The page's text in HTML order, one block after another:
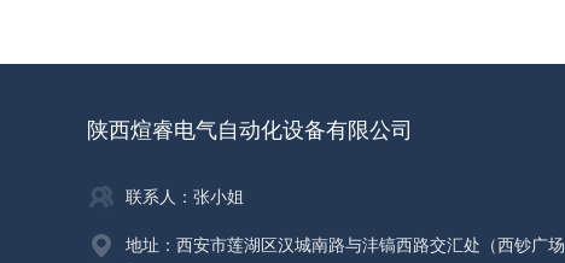
陕西煊睿电气自动化设备有限公司
联系人：张小姐
地址：西安市莲湖区汉城南路与沣镐西路交汇处（西钞广场